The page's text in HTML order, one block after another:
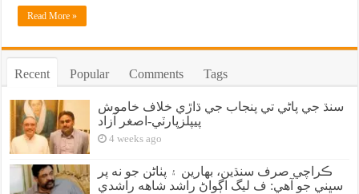
Read More »
Recent Popular Comments Tags
سنڌ جي پاڻي تي پنجاب جي ڌاڙي خلاف خاموش
پيپلزپارٽي-اصغر آزاد
4 weeks ago
ڪراچي صرف سنڌين، بهارين ۽ پٺاڻن جو نه پر
سڀني جو آهي: ف ليگ اڳواڻ راشد شاهه راشدي